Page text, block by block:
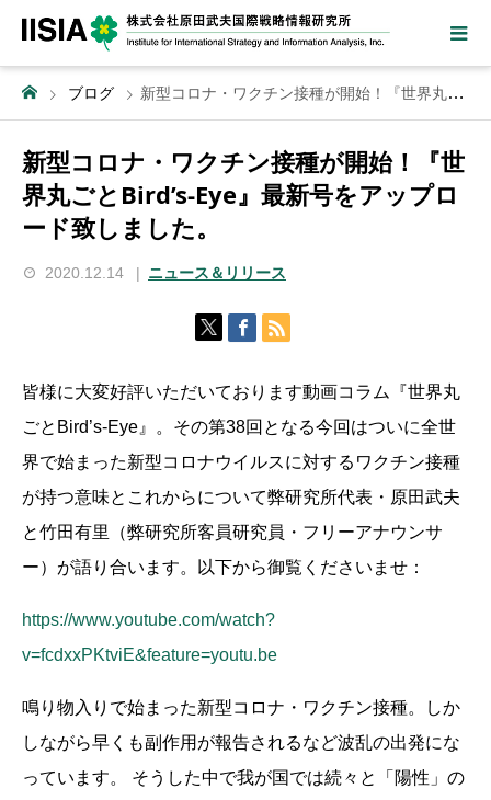
ブログ 新型コロナ・ワクチン接種が開始！『世界丸ごとBird’s-Eye』最新号をアップロード致しました。
新型コロナ・ワクチン接種が開始！『世
界丸ごとBird’s-Eye』最新号をアップロ
ード致しました。
2020.12.14 ニュース＆リリース
皆様に大変好評いただいております動画コラム『世界丸
ごとBird’s-Eye』。その第38回となる今回はついに全世
界で始まった新型コロナウイルスに対するワクチン接種
が持つ意味とこれからについて弊研究所代表・原田武夫
と竹田有里（弊研究所客員研究員・フリーアナウンサ
ー）が語り合います。以下から御覧くださいませ：
https://www.youtube.com/watch?
v=fcdxxPKtviE&feature=youtu.be
鳴り物入りで始まった新型コロナ・ワクチン接種。しか
しながら早くも副作用が報告されるなど波乱の出発にな
っています。 そうした中で我が国では続々と「陽性」の